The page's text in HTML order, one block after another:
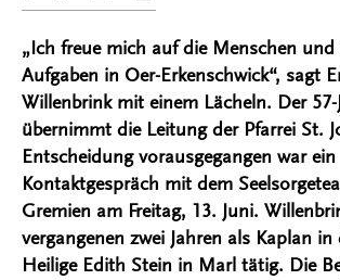
„Ich freue mich auf die Menschen und
Aufgaben in Oer-Erkenschwick“, sagt
Willenbrink mit einem Lächeln. Der 57-
übernimmt die Leitung der Pfarrei St.
Entscheidung vorausgegangen war ein
Kontaktgespräch mit dem
Gremien am Freitag, 13. Juni.
vergangenen zwei Jahren als Kaplan in
Heilige Edith Stein in Marl tätig. Die